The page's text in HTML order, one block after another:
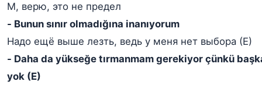
М, верю, это не предел
- Bunun sınır olmadığına inanıyorum
Надо ещё выше лезть, ведь у меня нет выбора (Е)
- Daha da yükseğe tırmanmam gerekiyor çünkü
yok (E)